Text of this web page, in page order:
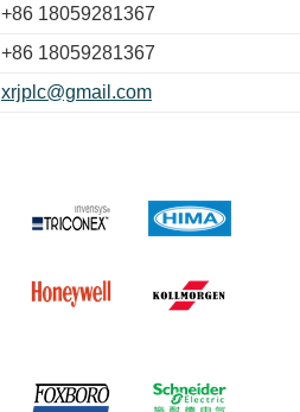
+86 18059281367
+86 18059281367
xrjplc@gmail.com